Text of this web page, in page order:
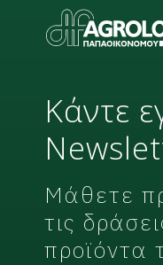
Κάντε
Μάθετε
τις
προϊόντα